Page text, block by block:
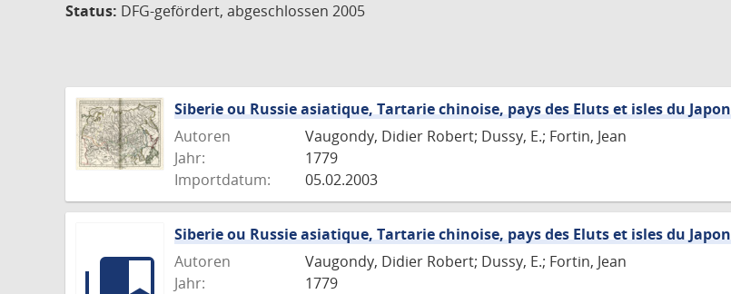
Status: DFG-gefördert, abgeschlossen 2005
Siberie ou Russie asiatique, Tartarie chinoise, pays des Eluts et isles du Japon
Autoren
Vaugondy, Didier Robert; Dussy, E.; Fortin, Jean
Jahr:
1779
Importdatum:
05.02.2003
Siberie ou Russie asiatique, Tartarie chinoise, pays des Eluts et isles du Japon
Autoren
Vaugondy, Didier Robert; Dussy, E.; Fortin, Jean
Jahr:
1779